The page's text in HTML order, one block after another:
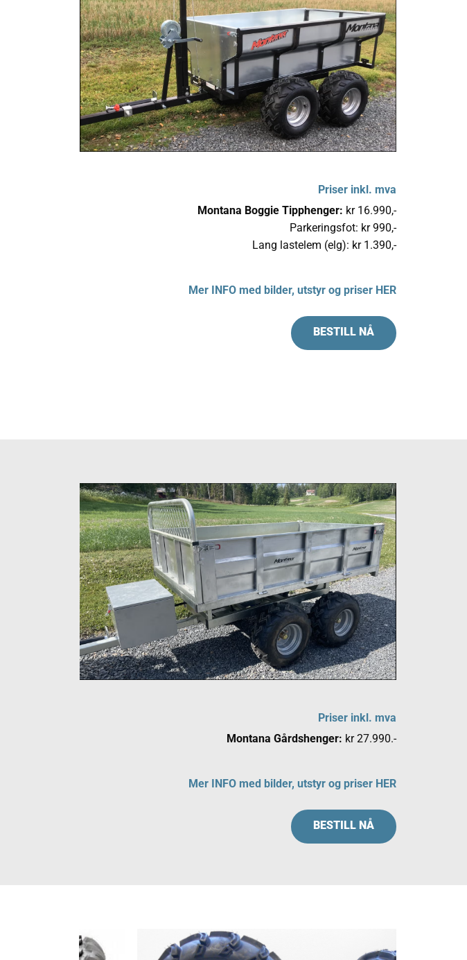
Priser inkl. mva
Montana Boggie Tipphenger: kr 16.990,-
Parkeringsfot: kr 990,-
Lang lastelem (elg): kr 1.390,-
Mer INFO med bilder, utstyr og priser HER
BESTILL NÅ
Priser inkl. mva
Montana Gårdshenger: kr 27.990.-
Mer INFO med bilder, utstyr og priser HER
BESTILL NÅ